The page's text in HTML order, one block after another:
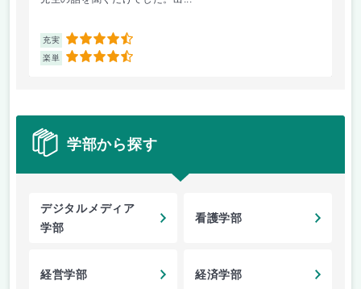
充実 4.5
楽単 4.5
学部から探す
デジタルメディア
学部
看護学部
経営学部 経済学部